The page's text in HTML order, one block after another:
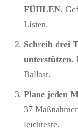
FÜHLEN.
Listen.
Schreib drei
unterstützen.
Ballast.
Plane jeden
37
leichteste.